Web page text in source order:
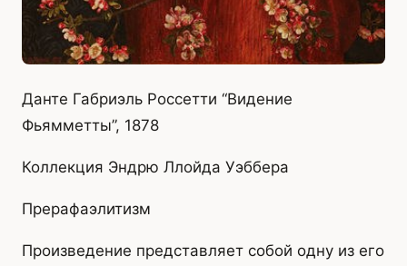
Данте Габриэль Россетти “Видение
Фьямметты”, 1878
Коллекция Эндрю Ллойда Уэббера
Прерафаэлитизм
Произведение представляет собой одну из его